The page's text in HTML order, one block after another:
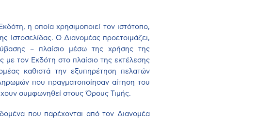
η οποία χρησιμοποιεί τον ιστότοπο,
Ιστοσελίδας. Ο Διανομέας προετοιμάζει,
– πλαίσιο μέσω της χρήσης της
με τον Εκδότη στο πλαίσιο της εκτέλεσης
καθιστά την εξυπηρέτηση πελατών
που πραγματοποίησαν αίτηση του
συμφωνηθεί στους Όρους Τιμής.
που παρέχονται από τον Διανομέα